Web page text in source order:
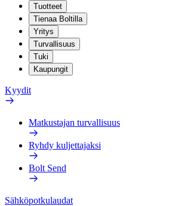
Tuotteet
Tienaa Boltilla
Yritys
Turvallisuus
Tuki
Kaupungit
Kyydit
Matkustajan turvallisuus
Ryhdy kuljettajaksi
Bolt Send
Sähköpotkulaudat